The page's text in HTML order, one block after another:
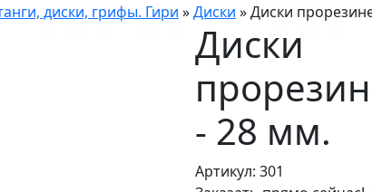
диски, грифы. Гири »Диски »Диски
Диски
- 28 мм.
Артикул: 301